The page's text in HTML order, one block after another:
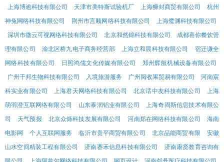
上海博逾科技有限公司
天津市美特斯试验机厂 上海狮封商贸有限公司
杭州
神兔网络科技有限公司
荆州市言顺网络科技有限公司
上海鹭渊科技有限公司
深圳市微云可视网络科技有限公司
北京和然锦科技有限公司
成都喜你餐饮管
理有限公司
渝北区桥九电子商务经营部 上海立和晨科技有限公司
宿迁谦全
网络科技有限公司
日照鸿儒文化传媒有限公司
郑州辉航机械设备有限公司
广州千邦生物科技有限公司
入境旅游服务 广州阅收果贸易有限公司
河南宸
科实业有限公司
上海君天网络科技有限公司 北京话中友科技有限公司
上海
萌羽澄互联网络有限公司
山东泰润铝业有限公司
上海奇周斯信息技术有限公
司
天气预报 北京众烁科技发展有限公司 河南郑在网络科技有限公司
海南
电影网
个人互联网服务 临沂市贵平商贸有限公司 北京品能商贸有限
安徽
山水空间精装工程有限公司
济南赛禾信息科技有限公司
济南康贤教育咨询有